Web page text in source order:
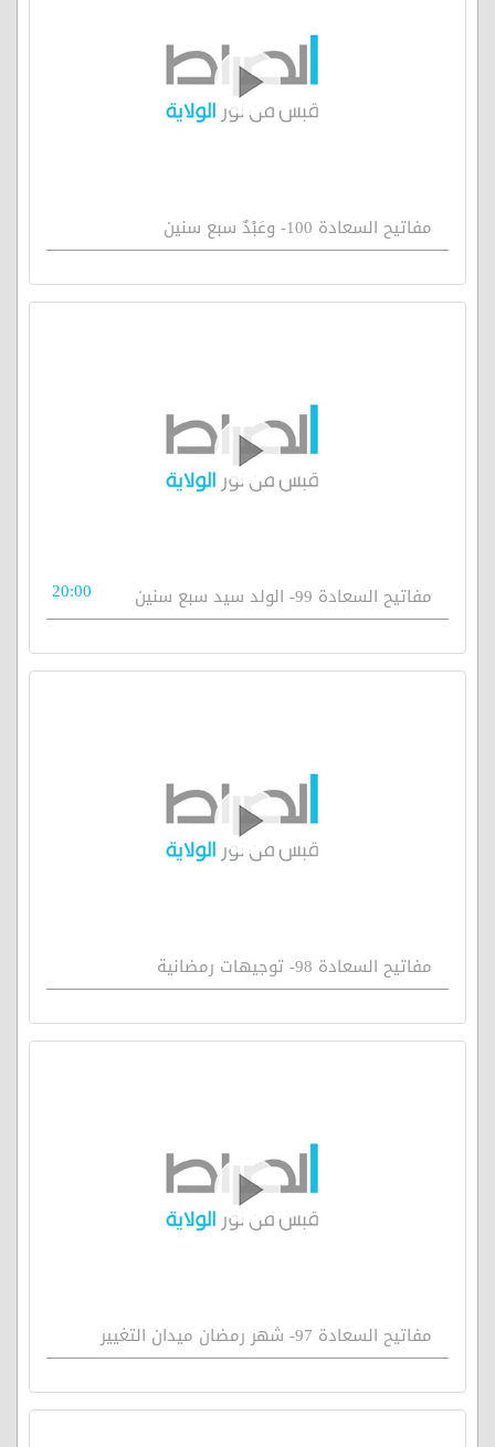
مفاتيح السعادة 100- وعَبْدٌ سبع سنين
مفاتيح السعادة 99- الولد سيد سبع سنين 20:00
مفاتيح السعادة 98- توجيهات رمضانية
مفاتيح السعادة 97- شهر رمضان ميدان التغيير